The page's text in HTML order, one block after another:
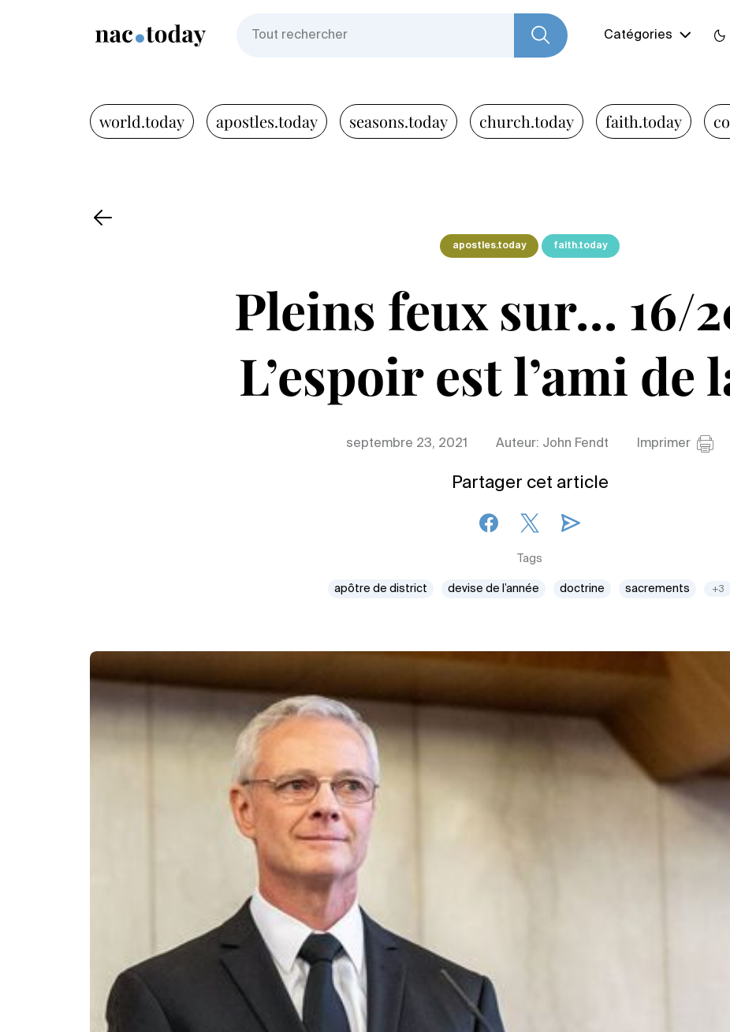
Catégories
world.today apostles.today seasons.today church.today faith.today
apostles.today faith.today
Pleins feux sur… 16/
L’espoir est l’ami de
septembre 23, 2021 Auteur: John Fendt Imprimer
Partager cet article
Tags
apôtre de district devise de l’année doctrine sacrements +3